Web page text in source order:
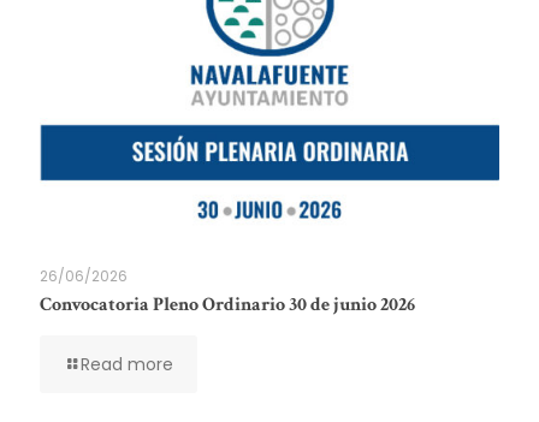
26/06/2026
Convocatoria Pleno Ordinario 30 de junio 2026
Read more